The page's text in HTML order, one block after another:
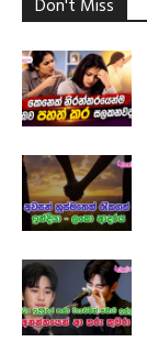
Don't Miss